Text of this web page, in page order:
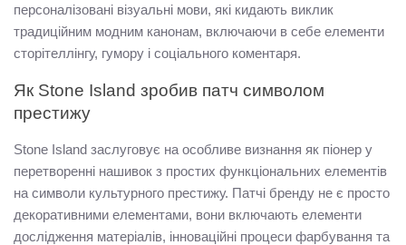
персоналізовані візуальні мови, які кидають виклик
традиційним модним канонам, включаючи в себе елементи
сторітеллінгу, гумору і соціального коментаря.
Як Stone Island зробив патч символом
престижу
Stone Island заслуговує на особливе визнання як піонер у
перетворенні нашивок з простих функціональних елементів
на символи культурного престижу. Патчі бренду не є просто
декоративними елементами, вони включають елементи
дослідження матеріалів, інноваційні процеси фарбування та